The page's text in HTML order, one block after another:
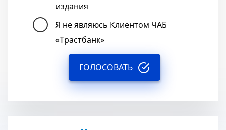
издания
Я не являюсь Клиентом ЧАБ
«Трастбанк»
ГОЛОСОВАТЬ